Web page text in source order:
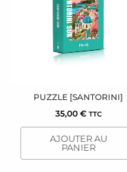
PUZZLE [SANTORINI]
35,00 € TTC
AJOUTER AU
PANIER